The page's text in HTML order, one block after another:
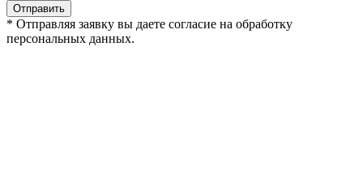
Отправить
* Отправляя заявку вы даете согласие на обработку
персональных данных.